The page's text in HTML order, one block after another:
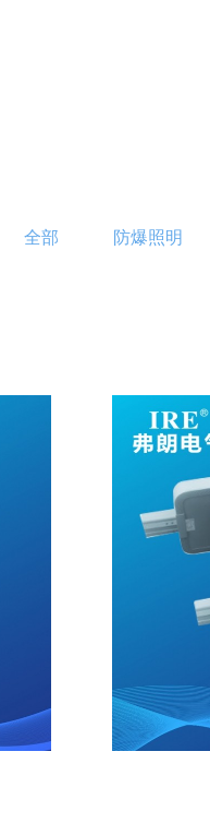
全部 防爆照明